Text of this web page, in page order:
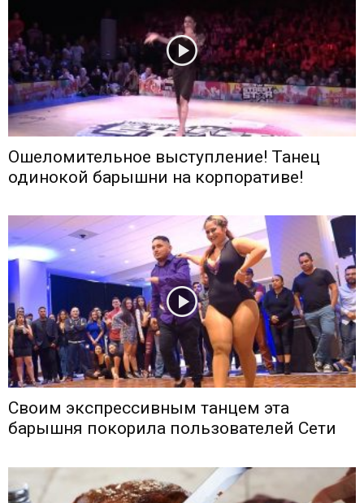
Ошеломительное выступление! Танец
одинокой барышни на корпоративе!
Своим экспрессивным танцем эта
барышня покорила пользователей Сети